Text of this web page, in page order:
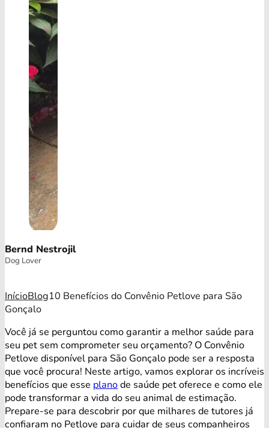
Bernd Nestrojil
Dog Lover
InícioBlog10 Benefícios do Convênio Petlove para São
Gonçalo
Você já se perguntou como garantir a melhor saúde para
seu pet sem comprometer seu orçamento? O Convênio
Petlove disponível para São Gonçalo pode ser a resposta
que você procura! Neste artigo, vamos explorar os incríveis
benefícios que esse planode saúde pet oferece e como ele
pode transformar a vida do seu animal de estimação.
Prepare-se para descobrir por que milhares de tutores já
confiaram no Petlove para cuidar de seus companheiros